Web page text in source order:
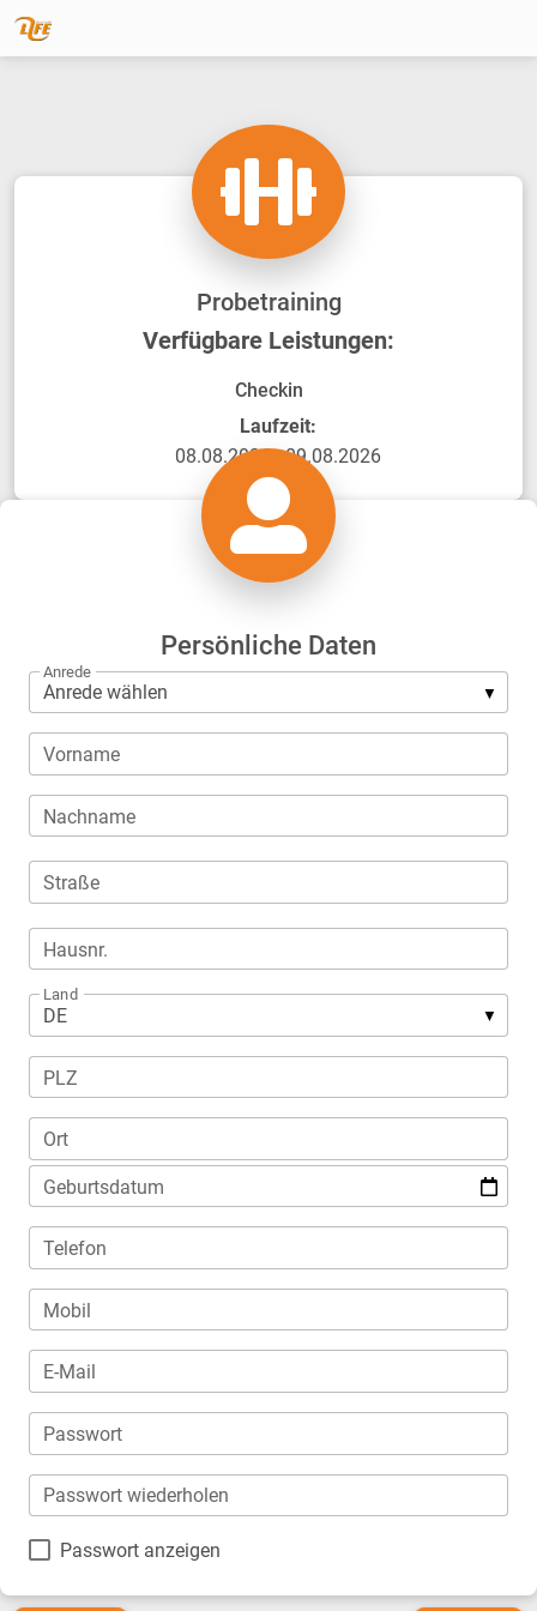
Probetraining
Verfügbare Leistungen:
Checkin
Laufzeit:
08.08.2026 - 09.08.2026
Persönliche Daten
Anrede
Vorname
Nachname
Straße
Hausnr.
Land
PLZ
Ort
Geburtsdatum
Telefon
Mobil
E-Mail
Passwort
Passwort wiederholen
Passwort anzeigen